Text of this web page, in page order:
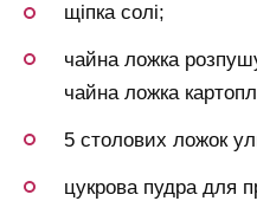
щіпка солі;
чайна ложка
чайна ложка
5 столових ложок
цукрова пудра для